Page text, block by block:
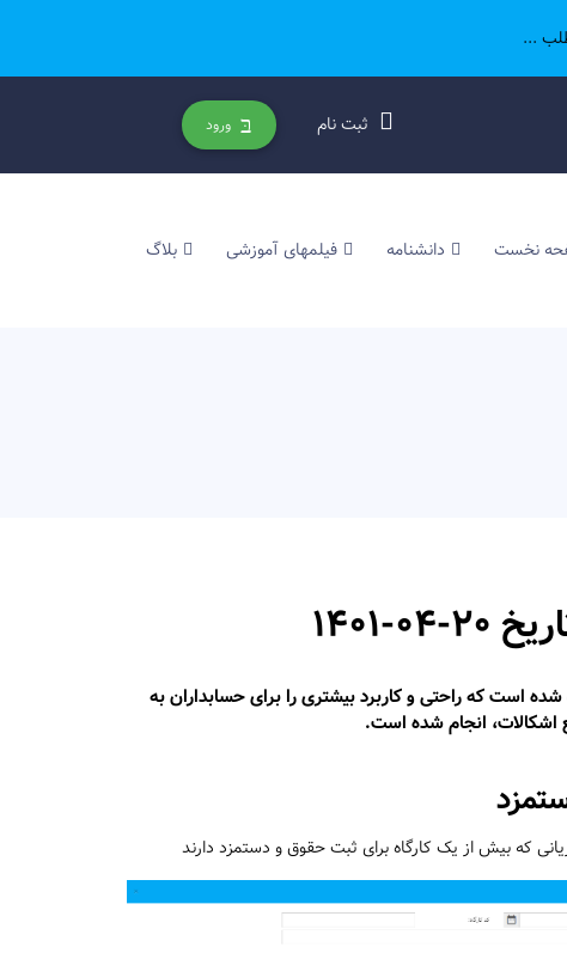
...
ثبت نام ورود
نخست دانشنامه فیلمهای آموزشی بلاگ
1401
شده است که راحتی و کاربرد بیشتری را برای حسابداران به
اشکالات، انجام شده است.
که بیش از یک کارگاه برای ثبت حقوق و دستمزد دارند